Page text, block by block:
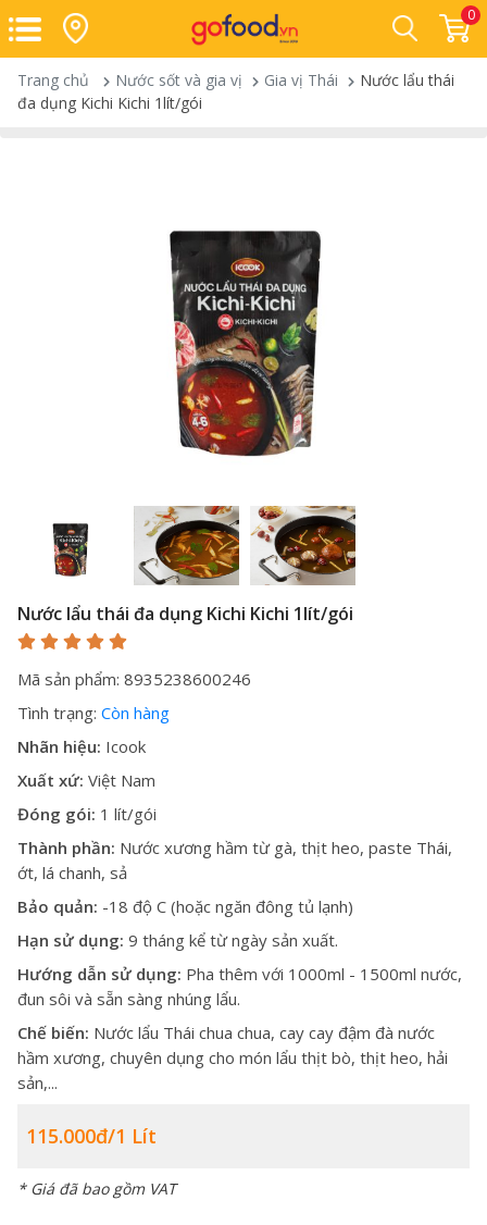
0
Trang chủ Nước sốt và gia vị Gia vị Thái
Nước lẩu thái
đa dụng Kichi Kichi 1lít/gói
Nước lẩu thái đa dụng Kichi Kichi 1lít/gói
Mã sản phẩm: 8935238600246
Tình trạng: Còn hàng
Nhãn hiệu: Icook
Xuất xứ: Việt Nam
Đóng gói: 1 lít/gói
Thành phần: Nước xương hầm từ gà, thịt heo, paste Thái,
ớt, lá chanh, sả
Bảo quản: -18 độ C (hoặc ngăn đông tủ lạnh)
Hạn sử dụng: 9 tháng kể từ ngày sản xuất.
Hướng dẫn sử dụng: Pha thêm với 1000ml - 1500ml nước,
đun sôi và sẵn sàng nhúng lẩu.
Chế biến: Nước lẩu Thái chua chua, cay cay đậm đà nước
hầm xương, chuyên dụng cho món lẩu thịt bò, thịt heo, hải
sản,...
115.000đ/1 Lít
* Giá đã bao gồm VAT